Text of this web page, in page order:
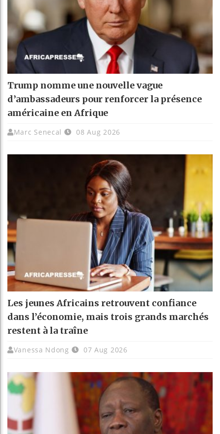
Trump nomme une nouvelle vague
d’ambassadeurs pour renforcer la présence
américaine en Afrique
Marc Senecal 08 Aug 2026
Les jeunes Africains retrouvent confiance
dans l’économie, mais trois grands marchés
restent à la traîne
Vanessa Ndong 07 Aug 2026